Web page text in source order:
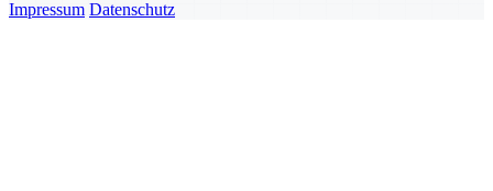
Impressum Datenschutz